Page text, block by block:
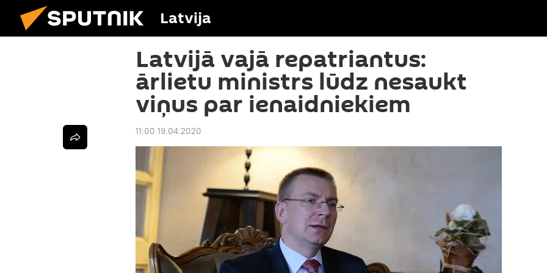
Latvija
Latvijā vajā repatriantus:
ārlietu ministrs lūdz nesaukt
viņus par ienaidniekiem
11:00 19.04.2020